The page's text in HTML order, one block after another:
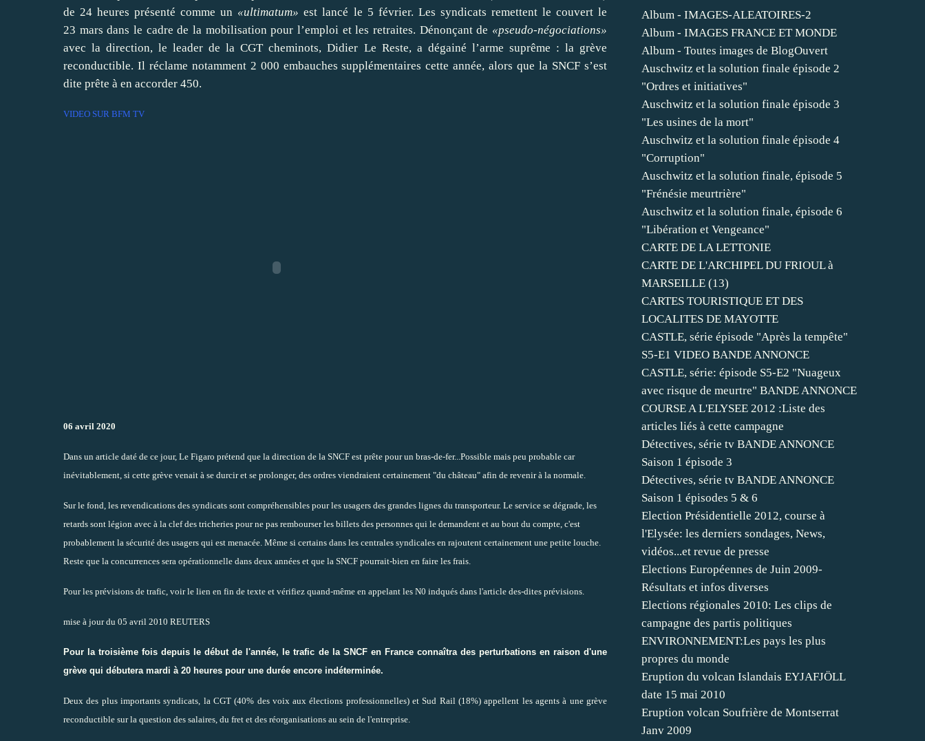
de 24 heures présenté comme un «ultimatum» est lancé le 5 février. Les syndicats remettent le couvert le
23 mars dans le cadre de la mobilisation pour l’emploi et les retraites. Dénonçant de «pseudo-négociations»
avec la direction, le leader de la CGT cheminots, Didier Le Reste, a dégainé l’arme suprême : la grève
reconductible. Il réclame notamment 2 000 embauches supplémentaires cette année, alors que la SNCF s’est
dite prête à en accorder 450.
VIDEO SUR BFM TV
06 avril 2020
Dans un article daté de ce jour, Le Figaro prétend que la direction de la SNCF est prête pour un bras-de-fer...Possible mais peu probable car
inévitablement, si cette grève venait à se durcir et se prolonger, des ordres viendraient certainement "du château" afin de revenir à la normale.
Sur le fond, les revendications des syndicats sont compréhensibles pour les usagers des grandes lignes du transporteur. Le service se dégrade, les
retards sont légion avec à la clef des tricheries pour ne pas rembourser les billets des personnes qui le demandent et au bout du compte, c'est
probablement la sécurité des usagers qui est menacée. Même si certains dans les centrales syndicales en rajoutent certainement une petite louche.
Reste que la concurrences sera opérationnelle dans deux années et que la SNCF pourrait-bien en faire les frais.
Pour les prévisions de trafic, voir le lien en fin de texte et vérifiez quand-même en appelant les N0 indqués dans l'article des-dites prévisions.
mise à jour du 05 avril 2010 REUTERS
Pour la troisième fois depuis le début de l'année, le trafic de la SNCF en France connaîtra des perturbations en raison d'une
grève qui débutera mardi à 20 heures pour une durée encore indéterminée.
Deux des plus importants syndicats, la CGT (40% des voix aux élections professionnelles) et Sud Rail (18%) appellent les agents à une grève
reconductible sur la question des salaires, du fret et des réorganisations au sein de l'entreprise.
Album - IMAGES-ALEATOIRES-2
Album - IMAGES FRANCE ET MONDE
Album - Toutes images de BlogOuvert
Auschwitz et la solution finale épisode 2
"Ordres et initiatives"
Auschwitz et la solution finale épisode 3
"Les usines de la mort"
Auschwitz et la solution finale épisode 4
"Corruption"
Auschwitz et la solution finale, épisode 5
"Frénésie meurtrière"
Auschwitz et la solution finale, épisode 6
"Libération et Vengeance"
CARTE DE LA LETTONIE
CARTE DE L'ARCHIPEL DU FRIOUL à
MARSEILLE (13)
CARTES TOURISTIQUE ET DES
LOCALITES DE MAYOTTE
CASTLE, série épisode "Après la tempête"
S5-E1 VIDEO BANDE ANNONCE
CASTLE, série: épisode S5-E2 "Nuageux
avec risque de meurtre" BANDE ANNONCE
COURSE A L'ELYSEE 2012 :Liste des
articles liés à cette campagne
Détectives, série tv BANDE ANNONCE
Saison 1 épisode 3
Détectives, série tv BANDE ANNONCE
Saison 1 épisodes 5 & 6
Election Présidentielle 2012, course à
l'Elysée: les derniers sondages, News,
vidéos...et revue de presse
Elections Européennes de Juin 2009-
Résultats et infos diverses
Elections régionales 2010: Les clips de
campagne des partis politiques
ENVIRONNEMENT:Les pays les plus
propres du monde
Eruption du volcan Islandais EYJAFJÖLL
date 15 mai 2010
Eruption volcan Soufrière de Montserrat
Janv 2009